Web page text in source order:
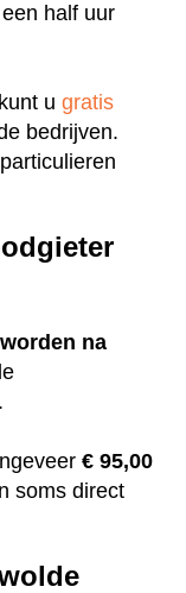
half uur
u gratis
bedrijven.
na
€ 95,00
soms direct